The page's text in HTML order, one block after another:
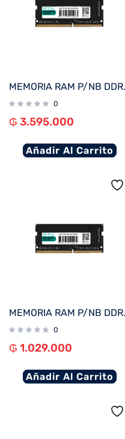
0
₲ 3.595.000
Añadir Al Carrito
0
₲ 1.029.000
Añadir Al Carrito